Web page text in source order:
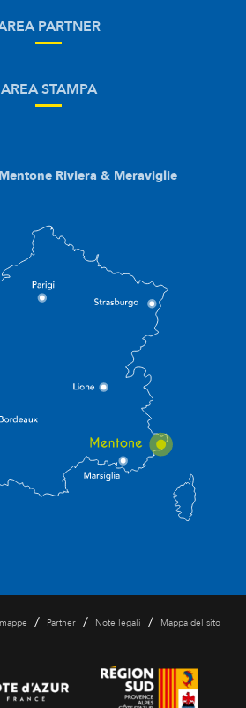
PARTNER
AREA STAMPA
Mentone Riviera & Meraviglie
/ Partner / Note legali / Mappa del sito